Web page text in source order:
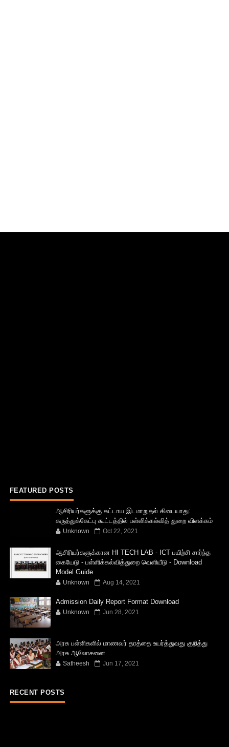
FEATURED POSTS
ஆசிரியர்களுக்கு கட்டாய இடமாறுதல் கிடையாது:
கருத்துக்கேட்பு கூட்டத்தில் பள்ளிக்கல்வித் துறை விளக்கம்
Unknown Oct 22, 2021
ஆசிரியர்களுக்கான HI TECH LAB - ICT பயிற்சி சார்ந்த
கையேடு - பள்ளிக்கல்வித்துறை வெளியீடு - Download
Model Guide
Unknown Aug 14, 2021
Admission Daily Report Format Download
Unknown Jun 28, 2021
அரசு பள்ளிகளில் மாணவர் தரத்தை உயர்த்துவது குறித்து
அரசு ஆலோசனை
Satheesh Jun 17, 2021
RECENT POSTS